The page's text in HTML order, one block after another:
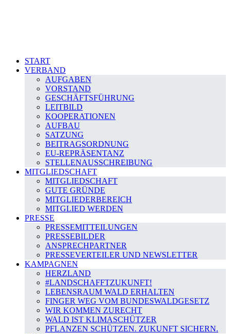
START
VERBAND
AUFGABEN
VORSTAND
GESCHÄFTSFÜHRUNG
LEITBILD
KOOPERATIONEN
AUFBAU
SATZUNG
BEITRAGSORDNUNG
EU-REPRÄSENTANZ
STELLENAUSSCHREIBUNG
MITGLIEDSCHAFT
MITGLIEDSCHAFT
GUTE GRÜNDE
MITGLIEDERBEREICH
MITGLIED WERDEN
PRESSE
PRESSEMITTEILUNGEN
PRESSEBILDER
ANSPRECHPARTNER
PRESSEVERTEILER UND NEWSLETTER
KAMPAGNEN
HERZLAND
#LANDSCHAFFTZUKUNFT!
LEBENSRAUM WALD ERHALTEN
FINGER WEG VOM BUNDESWALDGESETZ
WIR KOMMEN ZURECHT
WALD IST KLIMASCHÜTZER
PFLANZEN SCHÜTZEN. ZUKUNFT SICHERN.